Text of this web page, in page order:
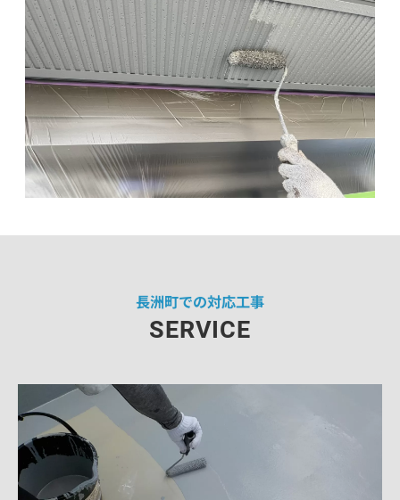
長洲町での対応工事
SERVICE